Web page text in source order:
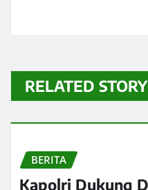
RELATED STORY
BERITA
Kapolri Dukung